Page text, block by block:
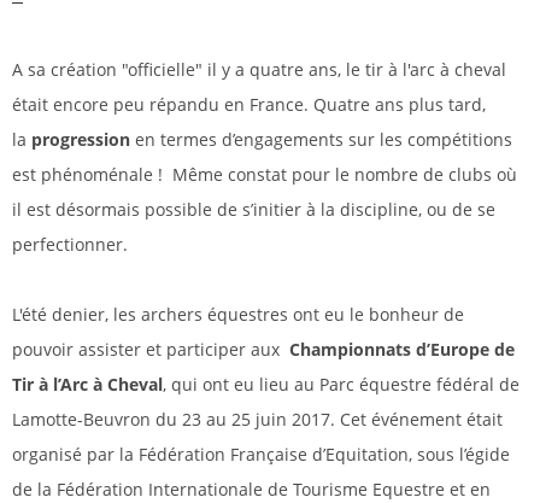
A sa création "officielle" il y a quatre ans, le tir à l'arc à cheval
était encore peu répandu en France. Quatre ans plus tard,
la progression en termes d’engagements sur les compétitions
est phénoménale ! Même constat pour le nombre de clubs où
il est désormais possible de s’initier à la discipline, ou de se
perfectionner.
L'été denier, les archers équestres ont eu le bonheur de
pouvoir assister et participer aux Championnats d’Europe de
Tir à l’Arc à Cheval, qui ont eu lieu au Parc équestre fédéral de
Lamotte-Beuvron du 23 au 25 juin 2017. Cet événement était
organisé par la Fédération Française d’Equitation, sous l’égide
de la Fédération Internationale de Tourisme Equestre et en